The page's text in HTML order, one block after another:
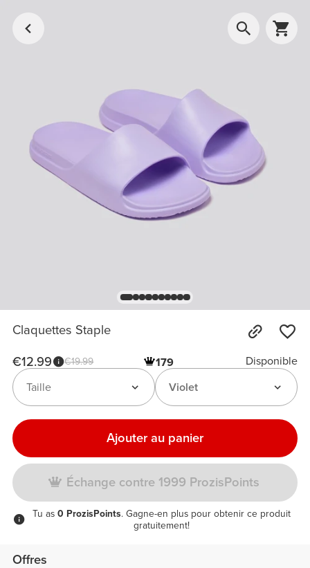
Claquettes Staple
€12.99 €19.99 179
Disponible
Violet
Taille
Ajouter au panier
Échange contre 1999 ProzisPoints
Tu as 0 ProzisPoints. Gagne-en plus pour obtenir ce produit
gratuitement!
Offres